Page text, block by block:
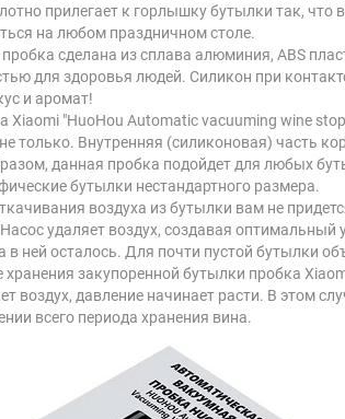
прилегает к горлышку бутылки так, что
на любом праздничном столе.
сделана из сплава алюминия, ABS
для здоровья людей. Силикон при
и аромат!
Xiaomi "HuoHou Automatic vacuuming wine
только. Внутренняя (силиконовая) часть
данная пробка подойдет для любых
бутылки нестандартного размера.
воздуха из бутылки вам не
удаляет воздух, создавая
ней осталось. Для почти пустой бутылки
хранения закупоренной бутылки пробка
воздух, давление начинает расти. В этом
всего периода хранения вина.